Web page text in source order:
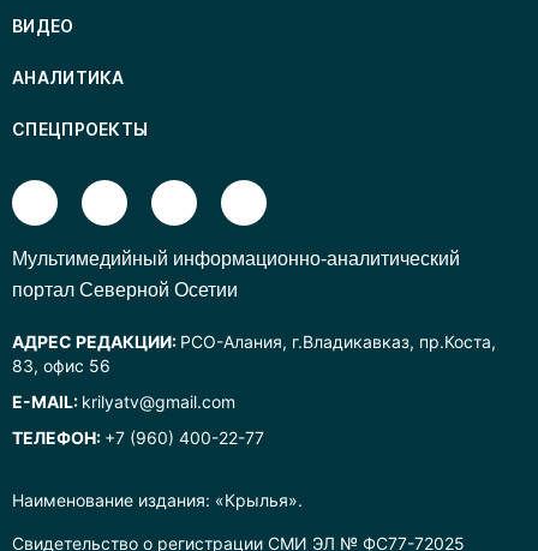
Наименование издания: «Крылья».
Свидетельство о регистрации СМИ ЭЛ № ФС77-72025
ВИДЕО
АНАЛИТИКА
СПЕЦПРОЕКТЫ
Mультимедийный информационно-аналитический
портал Северной Осетии
АДРЕС РЕДАКЦИИ: РСО-Алания, г.Владикавказ, пр.Коста,
83, офис 56
E-MAIL: krilyatv@gmail.com
ТЕЛЕФОН: +7 (960) 400-22-77